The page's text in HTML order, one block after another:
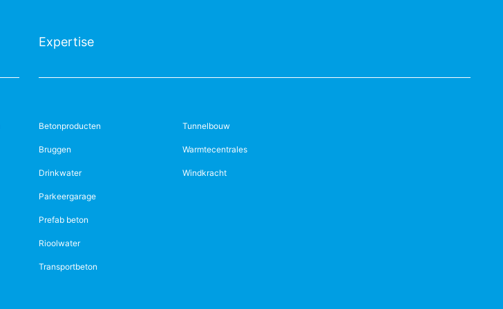
Expertise
Betonproducten
Bruggen
Drinkwater
Parkeergarage
Prefab beton
Rioolwater
Transportbeton
Tunnelbouw
Warmtecentrales
Windkracht